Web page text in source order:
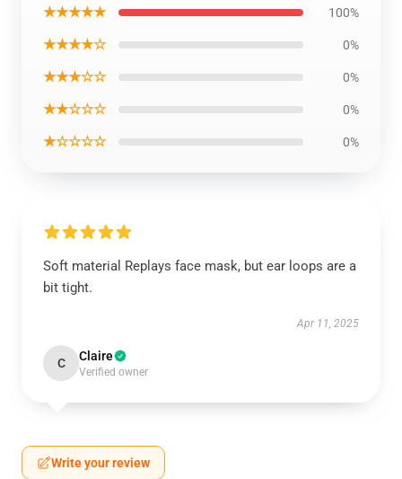
★★★★★ 100%
★★★★☆ 0%
★★★☆☆ 0%
★★☆☆☆ 0%
★☆☆☆☆ 0%
Soft material Replays face mask, but ear loops are a
bit tight.
Apr 11, 2025
C Claire
Verified owner
Write your review